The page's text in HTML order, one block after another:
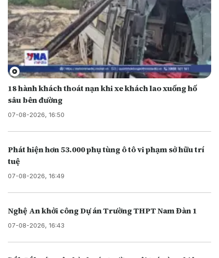
18 hành khách thoát nạn khi xe khách lao xuống hố
sâu bên đường
07-08-2026, 16:50
Phát hiện hơn 53.000 phụ tùng ô tô vi phạm sở hữu trí
tuệ
07-08-2026, 16:49
Nghệ An khởi công Dự án Trường THPT Nam Đàn 1
07-08-2026, 16:43